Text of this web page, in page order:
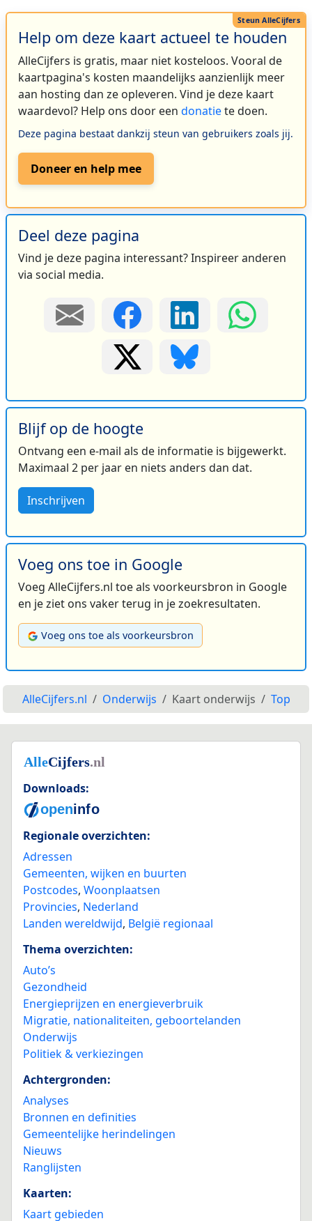
Help om deze kaart actueel te houden
AlleCijfers is gratis, maar niet kosteloos. Vooral de
kaartpagina's kosten maandelijks aanzienlijk meer
aan hosting dan ze opleveren. Vind je deze kaart
waardevol? Help ons door een donatiete doen.
Deze pagina bestaat dankzij steun van gebruikers zoals jij.
Doneer en help mee
Deel deze pagina
Vind je deze pagina interessant? Inspireer anderen
via social media.
Blijf op de hoogte
Ontvang een e-mail als de informatie is bijgewerkt.
Maximaal 2 per jaar en niets anders dan dat.
Inschrijven
Voeg ons toe in Google
Voeg AlleCijfers.nl toe als voorkeursbron in Google
en je ziet ons vaker terug in je zoekresultaten.
Voeg ons toe als voorkeursbron
AlleCijfers.nl Onderwijs Kaart onderwijs Top
Downloads:
Regionale overzichten:
Adressen
Gemeenten, wijken en buurten
Postcodes, Woonplaatsen
Provincies, Nederland
Landen wereldwijd, België regionaal
Thema overzichten:
Auto’s
Gezondheid
Energieprijzen en energieverbruik
Migratie, nationaliteiten, geboortelanden
Onderwijs
Politiek & verkiezingen
Achtergronden:
Analyses
Bronnen en definities
Gemeentelijke herindelingen
Nieuws
Ranglijsten
Kaarten:
Kaart gebieden